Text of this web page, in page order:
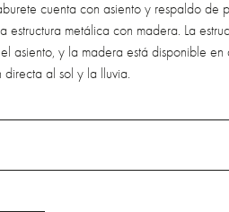
cuenta con asiento y respaldo de
estructura metálica con madera. La
asiento, y la madera está disponible
directa al sol y la lluvia.